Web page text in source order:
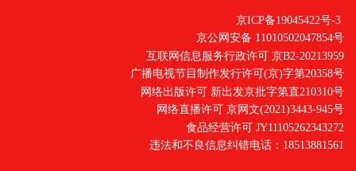
京ICP备19045422号-3
京公网安备 11010502047854号
互联网信息服务行政许可 京B2-20213959
广播电视节目制作发行许可(京)字第20358号
网络出版许可 新出发京批字第直210310号
网络直播许可 京网文(2021)3443-945号
食品经营许可 JY11105262343272
违法和不良信息纠错电话：18513881561